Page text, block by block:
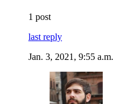
1 post
last reply
Jan. 3, 2021, 9:55 a.m.